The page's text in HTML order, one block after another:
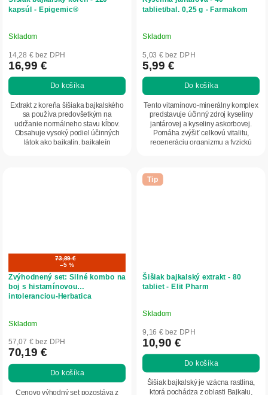
kapsúl - Epigemic®
Priemerné
hodnotenie
produktu
je
5,0
z
hviezdičiek.
Skladom
14,28 € bez DPH
16,99 €
Do košíka
Extrakt z koreňa šišiaka bajkalského
sa používa predovšetkým na
udržanie normálneho stavu kĺbov.
Obsahuje vysoký podiel účinných
látok ako baikalín, baikaleín
tabliet/bal. 0,25 g - Farmakom
Priemerné
hodnotenie
produktu
je
5,0
z
hviezdičiek.
Skladom
5,03 € bez DPH
5,99 €
Do košíka
Tento vitamínovo-minerálny komplex
predstavuje účinný zdroj kyseliny
jantárovej a kyseliny askorbovej.
Pomáha zvýšiť celkovú vitalitu,
regeneráciu organizmu a fyzickú
73,89 €
–5 %
Zvýhodnený set: Silné kombo na
boj s histamínovou
intoleranciou-Herbatica
Skladom
57,07 € bez DPH
70,19 €
Do košíka
Cenovo výhodný set pozostáva z
Tip
Šišiak bajkalský extrakt - 80
tabliet - Elit Pharm
Priemerné
hodnotenie
produktu
je
5,0
Skladom
9,16 € bez DPH
10,90 €
Do košíka
Šišiak bajkalský je vzácna rastlina,
ktorá pochádza z oblasti Bajkalu,